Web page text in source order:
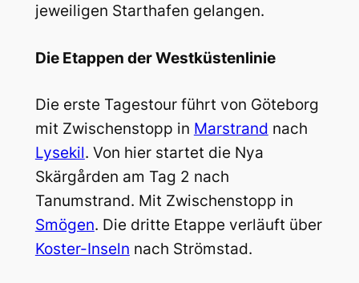
jeweiligen Starthafen gelangen.
Die Etappen der Westküstenlinie
Die erste Tagestour führt von Göteborg
mit Zwischenstopp in Marstrand nach
Lysekil. Von hier startet die Nya
Skärgården am Tag 2 nach
Tanumstrand. Mit Zwischenstopp in
Smögen. Die dritte Etappe verläuft über
Koster-Inseln nach Strömstad.